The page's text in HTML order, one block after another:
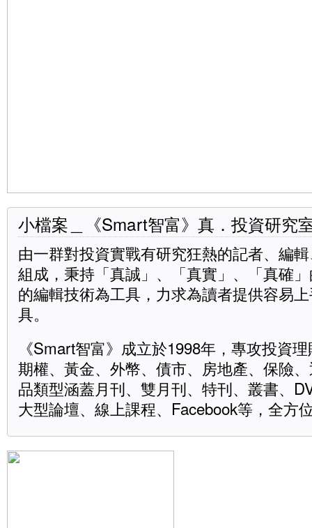
小檔案＿《Smart智富》真．投資研究
由一群對投資實戰有研究狂熱的記者、編
組成，秉持「真誠」、「真實」、「真確
的編輯技術為工具，力求為讀者提供容易
具。
《Smart智富》成立於1998年，專攻投資
期權、黃金、外幣、債市、房地產、保險
品類型涵蓋月刊、雙月刊、特刊、叢書、
大型論壇、線上課程、Facebook等，全方